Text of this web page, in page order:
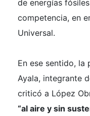
de energías
competencia, en
Universal.
En ese sentido, la
Ayala, integrante
criticó a López
“al aire y sin